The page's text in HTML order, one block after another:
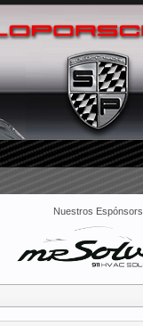
Nuestros Espónsors